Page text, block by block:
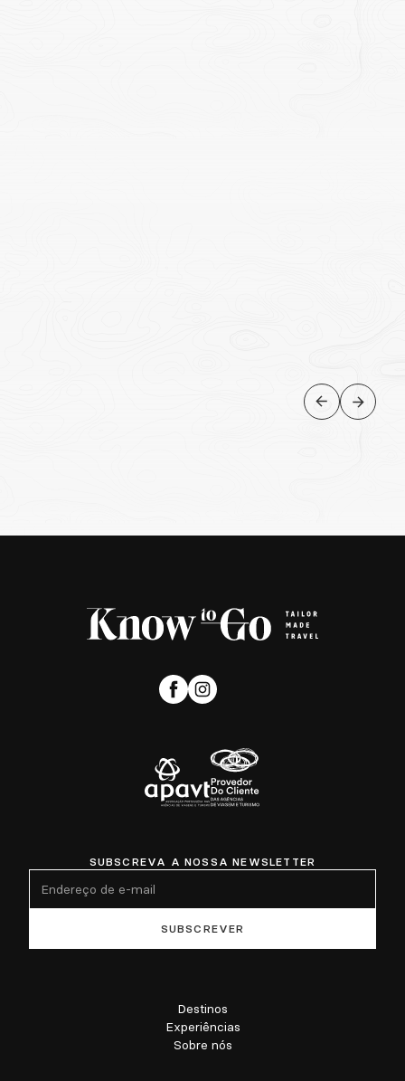
SUBSCREVA A NOSSA NEWSLETTER
Destinos
Experiências
Sobre nós